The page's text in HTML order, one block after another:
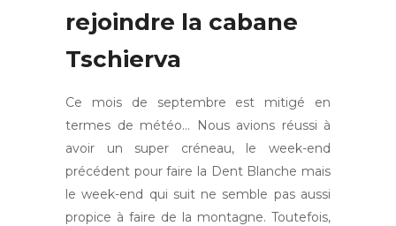
rejoindre la cabane
Tschierva
Ce mois de septembre est mitigé en
termes de météo… Nous avions réussi à
avoir un super créneau, le week-end
précédent pour faire la Dent Blanche mais
le week-end qui suit ne semble pas aussi
propice à faire de la montagne. Toutefois,